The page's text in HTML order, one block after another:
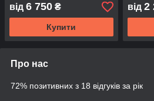
від 6 750 ₴
Купити
від 2
Про нас
72% позитивних з 18 відгуків за рік